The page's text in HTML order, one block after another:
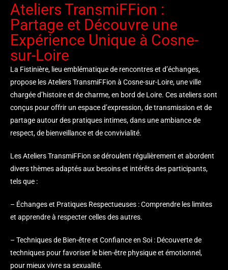
Ateliers TransmiFFion :
Partage et Découvre une
Expérience Unique à Cosne-
sur-Loire
La Fistinière, lieu emblématique de rencontres et d’échanges,
propose les Ateliers TransmiFFion à Cosne-sur-Loire, une ville
chargée d’histoire et de charme, en bord de Loire. Ces ateliers sont
conçus pour offrir un espace d’expression, de transmission et de
partage autour des pratiques intimes, dans une ambiance de
respect, de bienveillance et de convivialité.
Les Ateliers TransmiFFion se déroulent régulièrement et abordent
divers thèmes adaptés aux besoins et intérêts des participants,
tels que :
– Échanges et Pratiques Respectueuses : Comprendre les limites
et apprendre à respecter celles des autres.
– Techniques de Bien-être et Confiance en Soi : Découverte de
techniques pour favoriser le bien-être physique et émotionnel,
pour mieux vivre sa sexualité.